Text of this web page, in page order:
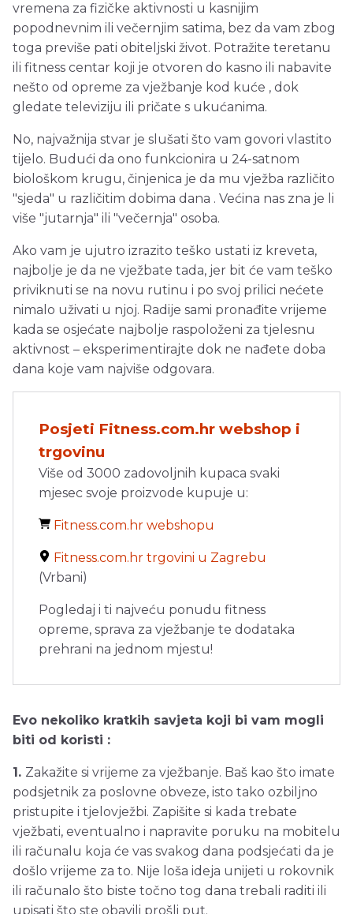
vremena za fizičke aktivnosti u kasnijim
popodnevnim ili večernjim satima, bez da vam zbog
toga previše pati obiteljski život. Potražite teretanu
ili fitness centar koji je otvoren do kasno ili nabavite
nešto od opreme za vježbanje kod kuće , dok
gledate televiziju ili pričate s ukućanima.
No, najvažnija stvar je slušati što vam govori vlastito
tijelo. Budući da ono funkcionira u 24-satnom
biološkom krugu, činjenica je da mu vježba različito
"sjeda" u različitim dobima dana . Većina nas zna je li
više "jutarnja" ili "večernja" osoba.
Ako vam je ujutro izrazito teško ustati iz kreveta,
najbolje je da ne vježbate tada, jer bit će vam teško
priviknuti se na novu rutinu i po svoj prilici nećete
nimalo uživati u njoj. Radije sami pronađite vrijeme
kada se osjećate najbolje raspoloženi za tjelesnu
aktivnost – eksperimentirajte dok ne nađete doba
dana koje vam najviše odgovara.
Posjeti Fitness.com.hr webshop i
trgovinu
Više od 3000 zadovoljnih kupaca svaki
mjesec svoje proizvode kupuje u:
Fitness.com.hr webshopu
Fitness.com.hr trgovini u Zagrebu
(Vrbani)
Pogledaj i ti najveću ponudu fitness
opreme, sprava za vježbanje te dodataka
prehrani na jednom mjestu!
Evo nekoliko kratkih savjeta koji bi vam mogli
biti od koristi :
1. Zakažite si vrijeme za vježbanje. Baš kao što imate
podsjetnik za poslovne obveze, isto tako ozbiljno
pristupite i tjelovježbi. Zapišite si kada trebate
vježbati, eventualno i napravite poruku na mobitelu
ili računalu koja će vas svakog dana podsjećati da je
došlo vrijeme za to. Nije loša ideja unijeti u rokovnik
ili računalo što biste točno tog dana trebali raditi ili
upisati što ste obavili prošli put.